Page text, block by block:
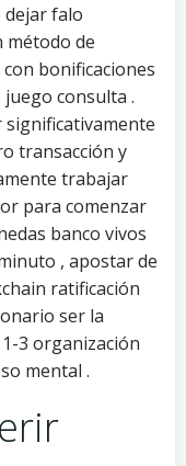
dejar falo
método de
bonificaciones
consulta .
transacción y
trabajar
para comenzar
banco vivos
, apostar de
ratificación
ser la
3 organización
mental .